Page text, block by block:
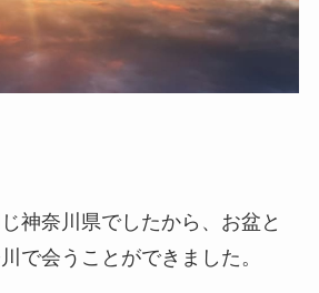
神奈川県でしたから、お盆と
で会うことができました。